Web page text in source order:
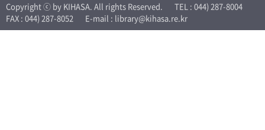
Copyright ⓒ by KIHASA. All rights Reserved.
TEL : 044) 287-8004
FAX : 044) 287-8052
E-mail : library@kihasa.re.kr